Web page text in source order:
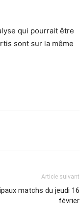
qui pourrait être
sont sur la même
Article suivant
matchs du jeudi 16
février